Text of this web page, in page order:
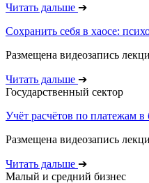
Читать дальше ➔
Сохранить себя в хаосе:
Размещена видеозапись
Читать дальше ➔
Государственный сектор
Учёт расчётов по платежам
Размещена видеозапись
Читать дальше ➔
Малый и средний бизнес